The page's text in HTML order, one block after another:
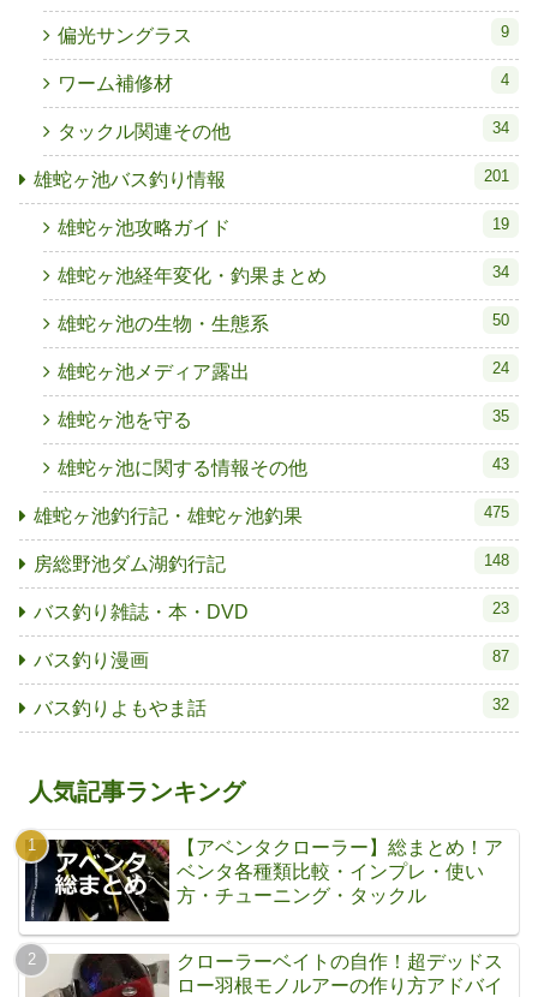
偏光サングラス 9
ワーム補修材 4
タックル関連その他 34
雄蛇ヶ池バス釣り情報 201
雄蛇ヶ池攻略ガイド 19
雄蛇ヶ池経年変化・釣果まとめ 34
雄蛇ヶ池の生物・生態系 50
雄蛇ヶ池メディア露出 24
雄蛇ヶ池を守る 35
雄蛇ヶ池に関する情報その他 43
雄蛇ヶ池釣行記・雄蛇ヶ池釣果 475
房総野池ダム湖釣行記 148
バス釣り雑誌・本・DVD 23
バス釣り漫画 87
バス釣りよもやま話 32
人気記事ランキング
【アベンタクローラー】総まとめ！ア
ベンタ各種類比較・インプレ・使い
方・チューニング・タックル
クローラーベイトの自作！超デッドス
ロー羽根モノルアーの作り方アドバイ